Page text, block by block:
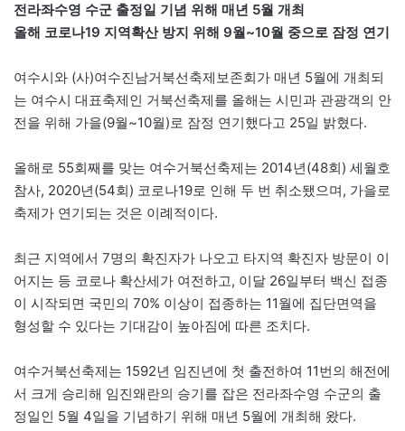
전라좌수영 수군 출정일 기념 위해 매년 5월 개최
올해 코로나19 지역확산 방지 위해 9월~10월 중으로 잠정 연기
여수시와 (사)여수진남거북선축제보존회가 매년 5월에 개최되
는 여수시 대표축제인 거북선축제를 올해는 시민과 관광객의 안
전을 위해 가을(9월~10월)로 잠정 연기했다고 25일 밝혔다.
올해로 55회째를 맞는 여수거북선축제는 2014년(48회) 세월호
참사, 2020년(54회) 코로나19로 인해 두 번 취소됐으며, 가을로
축제가 연기되는 것은 이례적이다.
최근 지역에서 7명의 확진자가 나오고 타지역 확진자 방문이 이
어지는 등 코로나 확산세가 여전하고, 이달 26일부터 백신 접종
이 시작되면 국민의 70% 이상이 접종하는 11월에 집단면역을
형성할 수 있다는 기대감이 높아짐에 따른 조치다.
여수거북선축제는 1592년 임진년에 첫 출전하여 11번의 해전에
서 크게 승리해 임진왜란의 승기를 잡은 전라좌수영 수군의 출
정일인 5월 4일을 기념하기 위해 매년 5월에 개최해 왔다.